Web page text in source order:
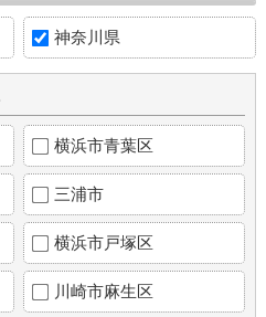
神奈川県
横浜市青葉区
三浦市
横浜市戸塚区
川崎市麻生区